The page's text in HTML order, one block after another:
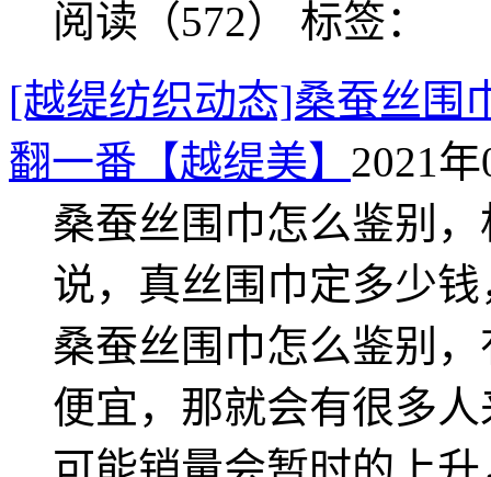
阅读（572） 标签：
[越缇纺织动态]桑蚕丝围
翻一番【越缇美】 2021
桑蚕丝围巾怎么鉴别
说，真丝围巾定多少
桑蚕丝围巾怎么鉴别
便宜，那就会有很多